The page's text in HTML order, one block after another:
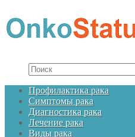
Профилактика рака
Симптомы рака
Диагностика рака
Лечение рака
Виды рака